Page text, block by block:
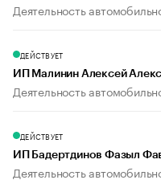
Деятельность
ДЕЙСТВУЕТ
ИП Малинин Алексей
Деятельность
ДЕЙСТВУЕТ
ИП Бадертдинов Фазыл
Деятельность